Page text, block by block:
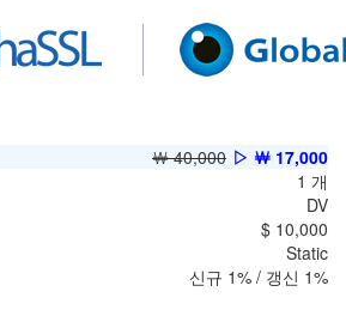
▷ ￦ 17,000
￦ 40,000
1 개
DV
$ 10,000
Static
신규 1% / 갱신 1%